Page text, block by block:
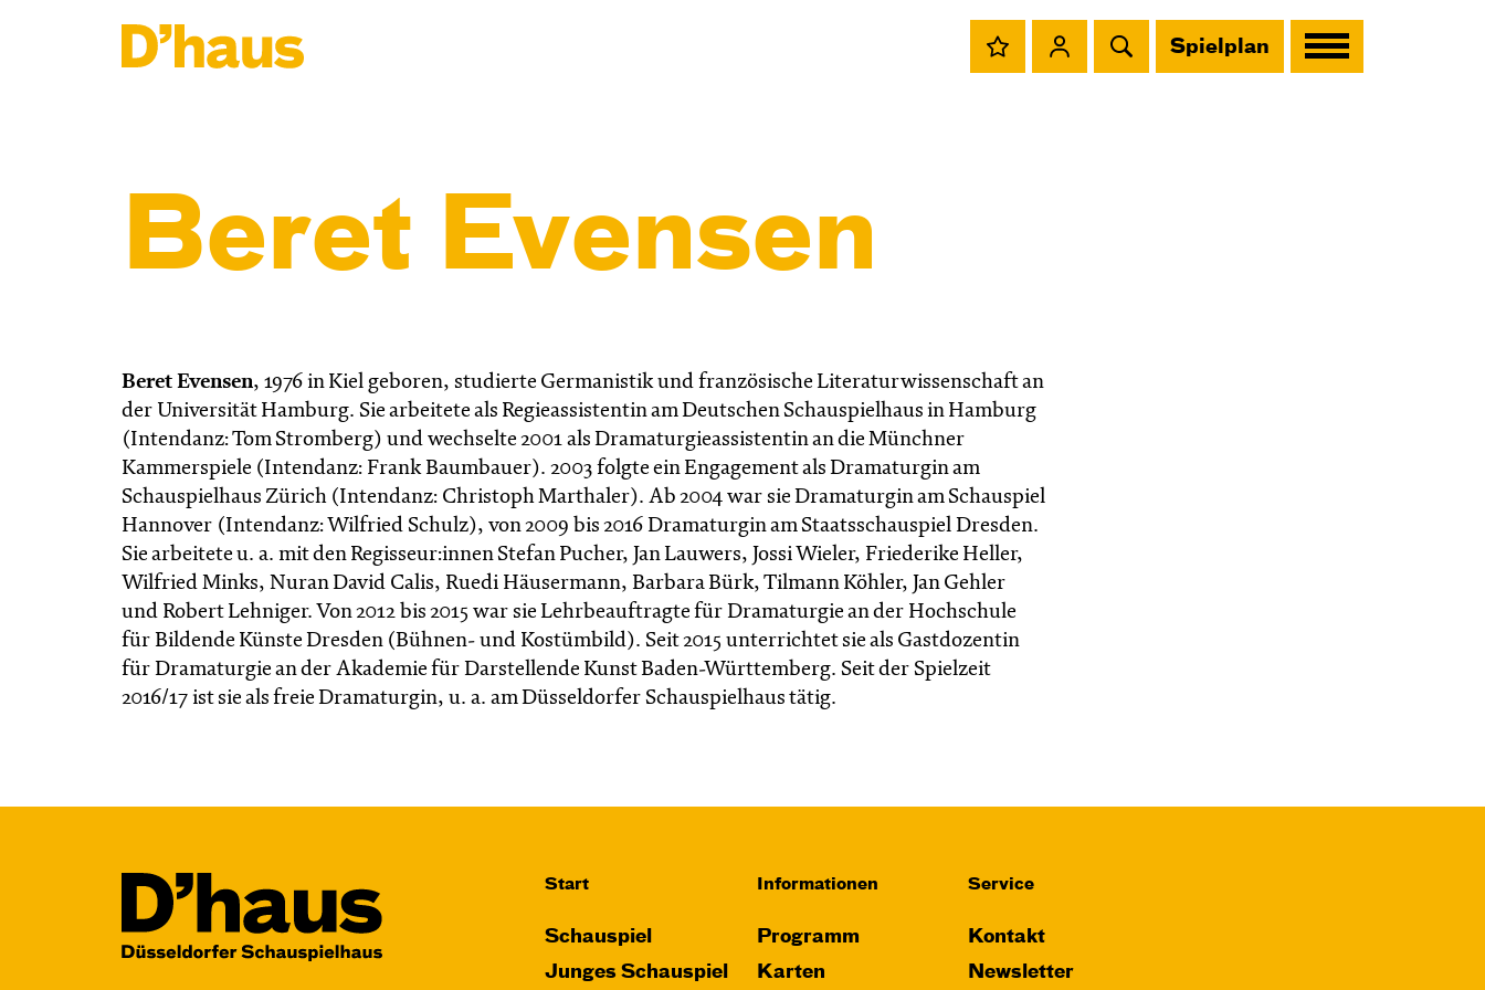
Spielplan
Beret Evensen
Beret Evensen, 1976 in Kiel geboren, studierte Germanistik und französische Literaturwissenschaft an
der Universität Hamburg. Sie arbeitete als Regieassistentin am Deutschen Schauspielhaus in Hamburg
(Intendanz: Tom Stromberg) und wechselte 2001 als Dramaturgieassistentin an die Münchner
Kammerspiele (Intendanz: Frank Baumbauer). 2003 folgte ein Engagement als Dramaturgin am
Schauspielhaus Zürich (Intendanz: Christoph Marthaler). Ab 2004 war sie Dramaturgin am Schauspiel
Hannover (Intendanz: Wilfried Schulz), von 2009 bis 2016 Dramaturgin am Staatsschauspiel Dresden.
Sie arbeitete u. a. mit den Regisseur:innen Stefan Pucher, Jan Lauwers, Jossi Wieler, Friederike Heller,
Wilfried Minks, Nuran David Calis, Ruedi Häusermann, Barbara Bürk, Tilmann Köhler, Jan Gehler
und Robert Lehniger. Von 2012 bis 2015 war sie Lehrbeauftragte für Dramaturgie an der Hochschule
für Bildende Künste Dresden (Bühnen- und Kostümbild). Seit 2015 unterrichtet sie als Gastdozentin
für Dramaturgie an der Akademie für Darstellende Kunst Baden-Württemberg. Seit der Spielzeit
2016/17 ist sie als freie Dramaturgin, u. a. am Düsseldorfer Schauspielhaus tätig.
Start
Schauspiel
Junges Schauspiel
Informationen
Programm
Karten
Service
Kontakt
Newsletter